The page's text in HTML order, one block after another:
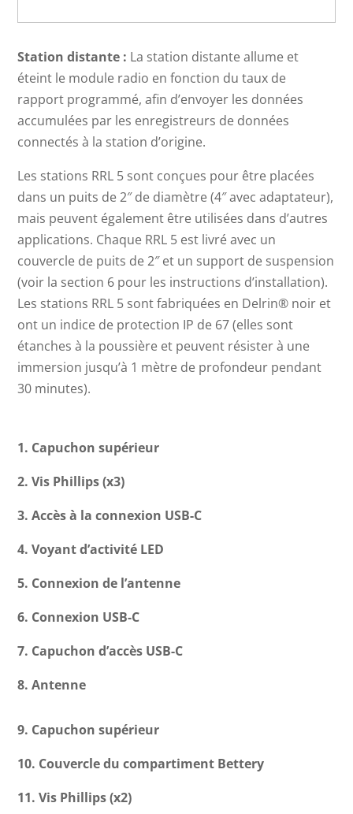
Station distante : La station distante allume et
éteint le module radio en fonction du taux de
rapport programmé, afin d’envoyer les données
accumulées par les enregistreurs de données
connectés à la station d’origine.
Les stations RRL 5 sont conçues pour être placées
dans un puits de 2″ de diamètre (4″ avec adaptateur),
mais peuvent également être utilisées dans d’autres
applications. Chaque RRL 5 est livré avec un
couvercle de puits de 2″ et un support de suspension
(voir la section 6 pour les instructions d’installation).
Les stations RRL 5 sont fabriquées en Delrin® noir et
ont un indice de protection IP de 67 (elles sont
étanches à la poussière et peuvent résister à une
immersion jusqu’à 1 mètre de profondeur pendant
30 minutes).
1. Capuchon supérieur
2. Vis Phillips (x3)
3. Accès à la connexion USB-C
4. Voyant d’activité LED
5. Connexion de l’antenne
6. Connexion USB-C
7. Capuchon d’accès USB-C
8. Antenne
9. Capuchon supérieur
10. Couvercle du compartiment Bettery
11. Vis Phillips (x2)